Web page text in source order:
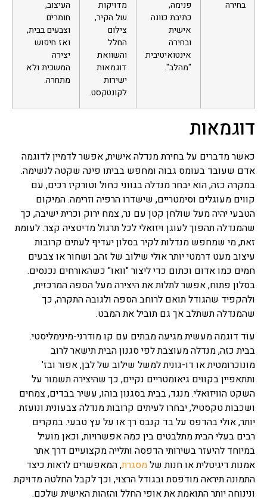
בחירה
פנימה,
כתיבת כוונה
אישית
ובחירה
אינטואיטיבית
"מהלב".
מדויקות
של הקיר,
צילום
החלל
והשוואת
דוגמאות
ישירות
לקונטקסט.
העיצוב,
חומרים
וצבעים בבית,
ואז חיפוש
יצירה
המשכית ולא
מתחרה.
דוגמאות
כאשר מדברים על בחירת מנדלה אישית, אפשר לדמיין לדוגמה
אדם שעובד בעומס גבוה ומחפש בביתו פינה שקטה לנשימה.
במקרה כזה, הוא יבחר מנדלה בגווני כחול וטורקיז רכים, עם
קווים מעוגלים וסימטריים, שישדרו הרפיה וזרימה. המיקום
הטבעי יהיה מעל שולחן קטן עם נר, צמח ירוק וכרית ישיבה, כך
שהמנדלה תהפוך לעוגן ויזואלי לכל תרגול מדיטציה קצר. לעומת
זאת, מי שמחפש מנדלות לקיר בסלון יעדיף לעתים קרובות
עיצוב מעט דרמטי יותר אולי שילוב של זהב ושחור או צבעים
חמים כמו אדום וכתום כדי ליצור "וואו" כשהאורחים נכנסים.
בסלון פתוח, אפשר לתלות את היצירה מעל הספה המרכזית,
ולהקפיד שהגודל תואם לרוחב הספה ולגובה התקרה, כך
שהמנדלה תשתלב אך גם תוביל את המבט.
עוד דוגמה מעשית מגיעה מבתים עם קו מודרני-מינימליסטי.
בבית כזה, מנדלה מעוצבת לפי סגנון הבית תישאר לרוב
מונוכרומטית או דו-גונית למשל שילוב של לבן, אפור ובז'
ותתאפיין בקווים גיאומטריים נקיים, כך שהיצירה תשמור על
השקט הוויזואלי. מנגד, בבית בסגנון בוהו, עשיר בבדים, צמחים
ושכבות טקסטיל, יבחרו לעיתים קרובות מנדלה צבעונית ונועזת
יותר, אולי בהדפס על בד קנבס רך או על עץ טבעי. במקרים
רבים בעלי הבית מתלבטים בין כמה אפשרויות, וכאן מועיל
במיוחד להיעזר בשירותי הדפסה ותלייה מקצועיים דרך אתר
אמנות דיגיטלית או חנות שלמסגרת, המאפשרים לראות כיצד
התמונה תיראה מודפסת ובגודל הרצוי, וכך לקבל החלטה מדויקת
ונינוחה יותר התואמת את אופי החלל והזהות האישית שלכם.